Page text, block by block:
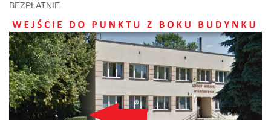
BEZPŁATNIE.